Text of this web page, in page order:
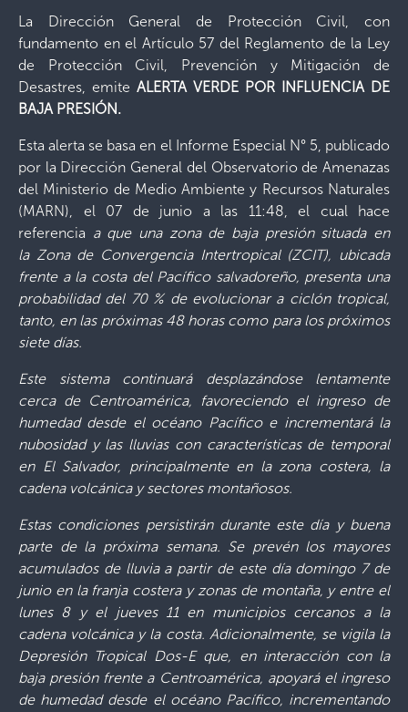
La Dirección General de Protección Civil, con
fundamento en el Artículo 57 del Reglamento de la Ley
de Protección Civil, Prevención y Mitigación de
Desastres, emite ALERTA VERDE POR INFLUENCIA DE
BAJA PRESIÓN.
Esta alerta se basa en el Informe Especial N° 5, publicado
por la Dirección General del Observatorio de Amenazas
del Ministerio de Medio Ambiente y Recursos Naturales
(MARN), el 07 de junio a las 11:48, el cual hace
referencia a que una zona de baja presión situada en
la Zona de Convergencia Intertropical (ZCIT), ubicada
frente a la costa del Pacífico salvadoreño, presenta una
probabilidad del 70 % de evolucionar a ciclón tropical,
tanto, en las próximas 48 horas como para los próximos
siete días.
Este sistema continuará desplazándose lentamente
cerca de Centroamérica, favoreciendo el ingreso de
humedad desde el océano Pacífico e incrementará la
nubosidad y las lluvias con características de temporal
en El Salvador, principalmente en la zona costera, la
cadena volcánica y sectores montañosos.
Estas condiciones persistirán durante este día y buena
parte de la próxima semana. Se prevén los mayores
acumulados de lluvia a partir de este día domingo 7 de
junio en la franja costera y zonas de montaña, y entre el
lunes 8 y el jueves 11 en municipios cercanos a la
cadena volcánica y la costa. Adicionalmente, se vigila la
Depresión Tropical Dos-E que, en interacción con la
baja presión frente a Centroamérica, apoyará el ingreso
de humedad desde el océano Pacífico, incrementando